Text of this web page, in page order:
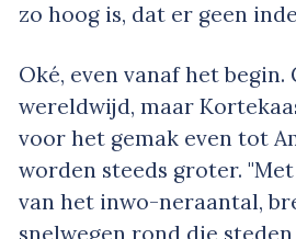
zo hoog is, dat er geen
Oké, even vanaf het
wereldwijd, maar
voor het gemak even tot
worden steeds groter.
van het inwo-neraantal,
snelwegen rond die